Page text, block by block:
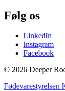
Følg os
LinkedIn
Instagram
Facebook
© 2026 Deeper
Fødevarestyrelsen